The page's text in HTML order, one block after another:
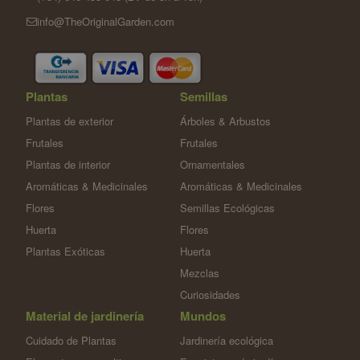
info@TheOriginalGarden.com
Plantas
Plantas de exterior
Frutales
Plantas de interior
Aromáticas & Medicinales
Flores
Huerta
Plantas Exóticas
Semillas
Árboles & Arbustos
Frutales
Ornamentales
Aromáticas & Medicinales
Semillas Ecológicas
Flores
Huerta
Mezclas
Curiosidades
Material de jardinería
Cuidado de Plantas
Mundos
Jardinería ecológica